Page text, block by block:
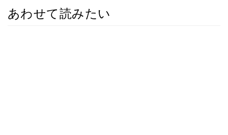
あわせて読みたい